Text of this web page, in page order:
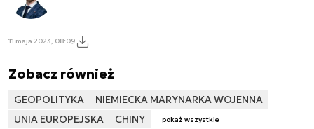
11 maja 2023, 08:09
Zobacz również
GEOPOLITYKA
NIEMIECKA MARYNARKA WOJENNA
UNIA EUROPEJSKA
CHINY pokaż wszystkie